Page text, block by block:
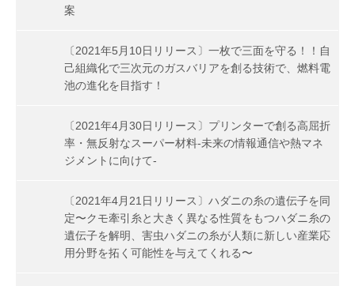
案
〔2021年5月10日リリース〕一枚で三面を守る！！自
己組織化で三次元のガスバリアを創る技術で、燃料電
池の進化を目指す！
〔2021年4月30日リリース〕プリンターで創る高屈折
率・無反射なスーパー材料-未来の情報通信や熱マネ
ジメントに向けて-
〔2021年4月21日リリース〕ハダニの糸の遺伝子を同
定〜クモ牽引糸と大きく異なる性質をもつハダニ糸の
遺伝子を解明、害虫ハダニの糸が人類に新しい産業応
用分野を拓く可能性を与えてくれる〜